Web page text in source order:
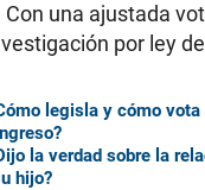
una ajustada
por ley
legisla y cómo vota
la verdad sobre la
hijo?